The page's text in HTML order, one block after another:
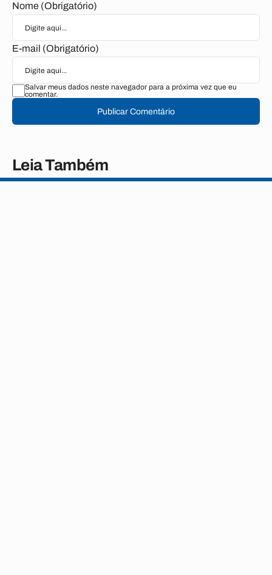
Nome (Obrigatório)
E-mail (Obrigatório)
Salvar meus dados neste navegador para a próxima vez que eu
comentar.
Publicar Comentário
Leia Também